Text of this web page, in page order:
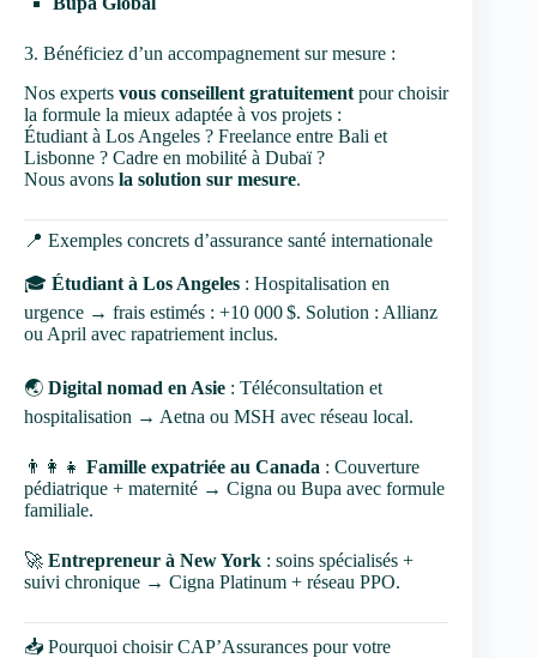
3. Bénéficiez d’un accompagnement sur mesure :
Nos experts vous conseillent gratuitement pour choisir
la formule la mieux adaptée à vos projets :
Étudiant à Los Angeles ? Freelance entre Bali et
Lisbonne ? Cadre en mobilité à Dubaï ?
Nous avons la solution sur mesure.
📍 Exemples concrets d’assurance santé internationale
🎓 Étudiant à Los Angeles : Hospitalisation en
urgence → frais estimés : +10 000 $. Solution : Allianz
ou April avec rapatriement inclus.
🌏 Digital nomad en Asie : Téléconsultation et
hospitalisation → Aetna ou MSH avec réseau local.
👨‍👩‍👧 Famille expatriée au Canada : Couverture
pédiatrique + maternité → Cigna ou Bupa avec formule
familiale.
🚀 Entrepreneur à New York : soins spécialisés +
suivi chronique → Cigna Platinum + réseau PPO.
📥 Pourquoi choisir CAP’Assurances pour votre